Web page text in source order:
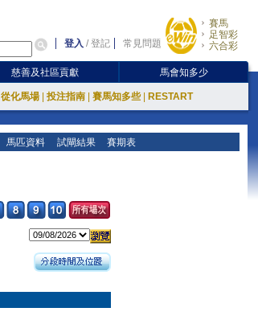
登入 /登記 常見問題
賽馬
足智彩
六合彩
慈善及社區貢獻 馬會知多少
從化馬場 投注指南 賽馬知多些 RESTART
馬匹資料 試閘結果 賽期表